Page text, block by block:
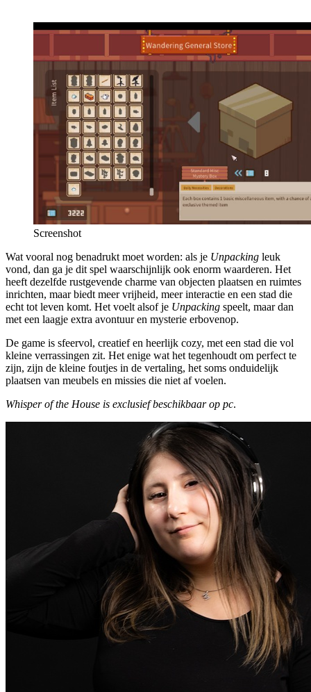
Screenshot
Wat vooral nog benadrukt moet worden: als je Unpacking leuk
vond, dan ga je dit spel waarschijnlijk ook enorm waarderen. Het
heeft dezelfde rustgevende charme van objecten plaatsen en ruimtes
inrichten, maar biedt meer vrijheid, meer interactie en een stad die
echt tot leven komt. Het voelt alsof je Unpacking speelt, maar dan
met een laagje extra avontuur en mysterie erbovenop.
De game is sfeervol, creatief en heerlijk cozy, met een stad die vol
kleine verrassingen zit. Het enige wat het tegenhoudt om perfect te
zijn, zijn de kleine foutjes in de vertaling, het soms onduidelijk
plaatsen van meubels en missies die niet af voelen.
Whisper of the House is exclusief beschikbaar op pc.